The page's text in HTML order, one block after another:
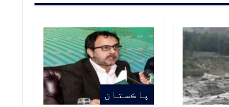
پاڪستان